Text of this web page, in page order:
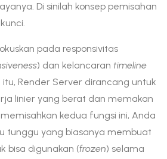
Di sinilah konsep pemisahan
pada responsivitas
) dan kelancaran timeline
Render Server dirancang untuk
linier yang berat dan memakan
kedua fungsi ini, Anda
tunggu yang biasanya membuat
bisa digunakan (frozen) selama